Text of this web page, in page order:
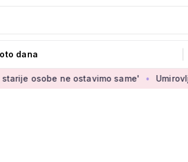
dana
ne ostavimo same' Umirovljenica